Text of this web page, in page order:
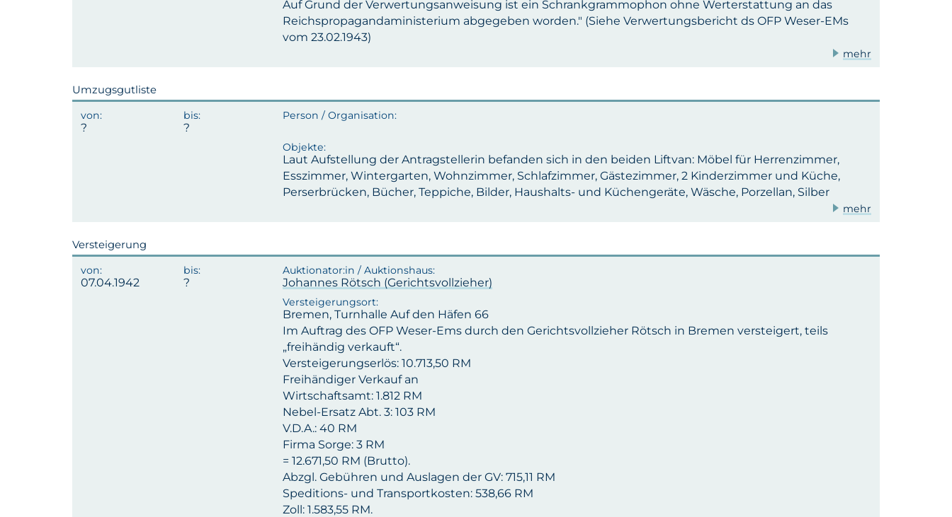
Auf Grund der Verwertungsanweisung ist ein Schrankgrammophon ohne Werterstattung an das
Reichspropagandaministerium abgegeben worden." (Siehe Verwertungsbericht ds OFP Weser-EMs
vom 23.02.1943)
mehr
Umzugsgutliste
Laut Aufstellung der Antragstellerin befanden sich in den beiden Liftvan: Möbel für Herrenzimmer,
Esszimmer, Wintergarten, Wohnzimmer, Schlafzimmer, Gästezimmer, 2 Kinderzimmer und Küche,
Perserbrücken, Bücher, Teppiche, Bilder, Haushalts- und Küchengeräte, Wäsche, Porzellan, Silber
mehr
Versteigerung
07.04.1942 Johannes Rötsch (Gerichtsvollzieher)
Bremen, Turnhalle Auf den Häfen 66
Im Auftrag des OFP Weser-Ems durch den Gerichtsvollzieher Rötsch in Bremen versteigert, teils
„freihändig verkauft“.
Versteigerungserlös: 10.713,50 RM
Freihändiger Verkauf an
Wirtschaftsamt: 1.812 RM
Nebel-Ersatz Abt. 3: 103 RM
V.D.A.: 40 RM
Firma Sorge: 3 RM
= 12.671,50 RM (Brutto).
Abzgl. Gebühren und Auslagen der GV: 715,11 RM
Speditions- und Transportkosten: 538,66 RM
Zoll: 1.583,55 RM.